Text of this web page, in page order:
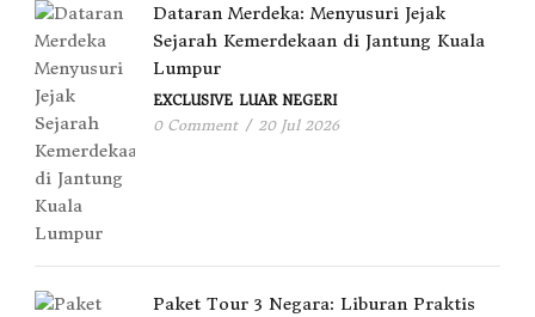
Dataran Merdeka: Menyusuri Jejak
Sejarah Kemerdekaan di Jantung Kuala
Lumpur
EXCLUSIVE LUAR NEGERI
0 Comment / 20 Jul 2026
Paket Tour 3 Negara: Liburan Praktis